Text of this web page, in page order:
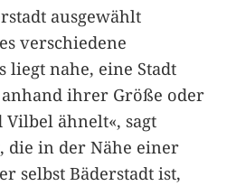
ausgewählt
verschiedene
liegt nahe, eine Stadt
ihrer Größe oder
ähnelt«, sagt
die in der Nähe einer
selbst Bäderstadt ist,